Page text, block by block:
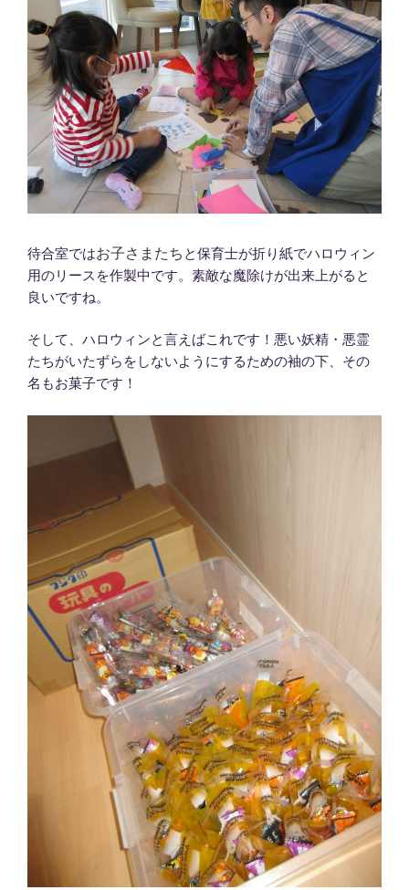
待合室ではお子さまたち と保育士が折り紙でハロウィン
用のリースを作製中です。素敵な魔除けが出来上がると
良いですね。
そして、ハロウィンと言えばこれです！悪い妖精・悪霊
たちがいたずらをしないようにするための袖の下、その
名もお菓子です！